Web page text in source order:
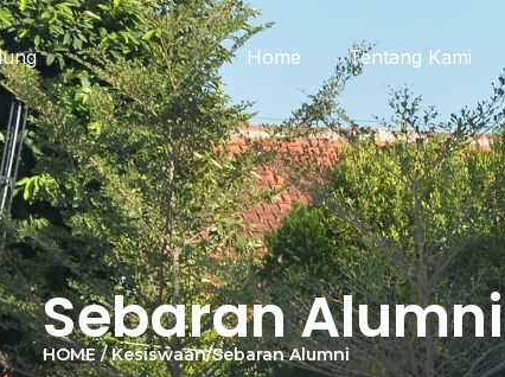
Home Tentang Kami
Sebaran Alumni
HOME / Kesiswaan/Sebaran Alumni